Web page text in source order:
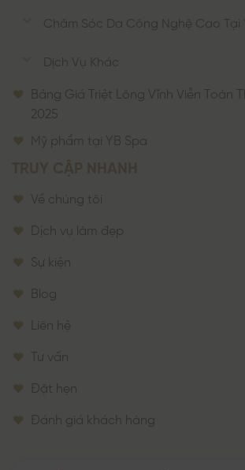
Chăm Sóc Da Công Nghệ Cao Tại
Dịch Vụ Khác
Bảng Giá Triệt Lông Vĩnh Viễn Toàn
2025
Mỹ phẩm tại YB Spa
Về chúng tôi
Dịch vụ làm đẹp
Sự kiện
Blog
Liên hệ
Tư vấn
Đặt hẹn
Đánh giá khách hàng